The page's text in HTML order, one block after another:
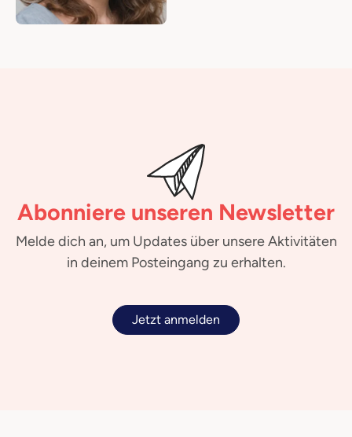
Abonniere unseren Newsletter
Melde dich an, um Updates über unsere Aktivitäten
in deinem Posteingang zu erhalten.
Jetzt anmelden